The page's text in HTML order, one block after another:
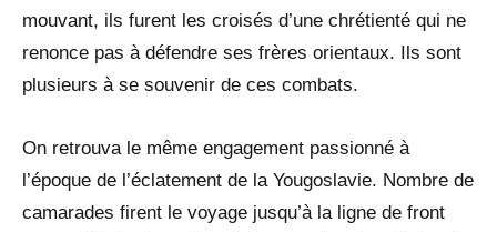
mouvant, ils furent les croisés d’une chrétienté qui ne
renonce pas à défendre ses frères orientaux. Ils sont
plusieurs à se souvenir de ces combats.
On retrouva le même engagement passionné à
l’époque de l’éclatement de la Yougoslavie. Nombre de
camarades firent le voyage jusqu’à la ligne de front